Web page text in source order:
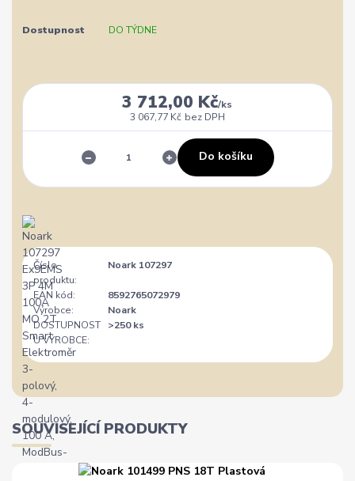
Dostupnost DO TÝDNE
3 712,00 Kč/ks
3 067,77 Kč bez DPH
Do košíku
Číslo
produktu:
Noark 107297
EAN kód:
8592765072979
Výrobce:
Noark
DOSTUPNOST
U VÝROBCE:
>250 ks
SOUVISEJÍCÍ PRODUKTY